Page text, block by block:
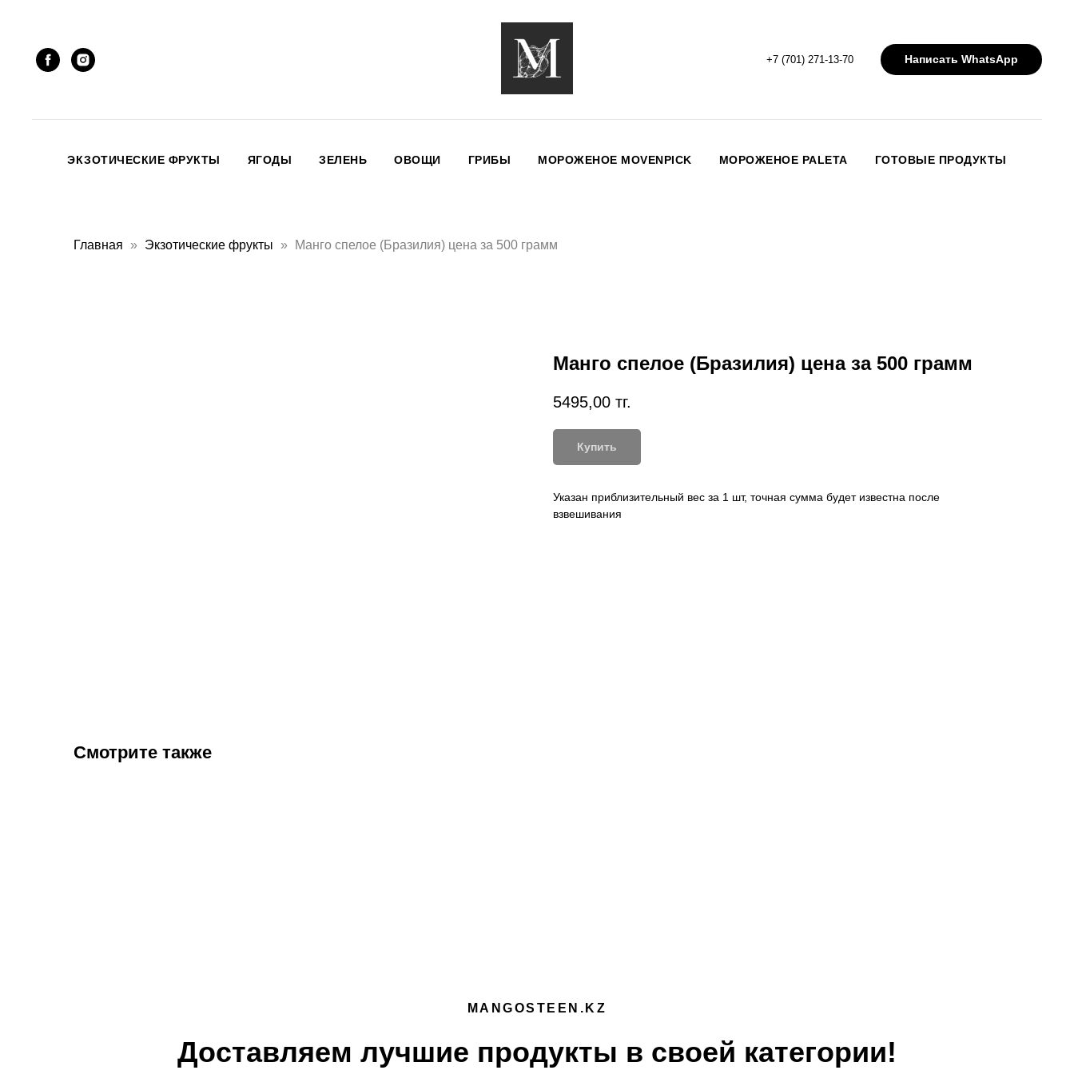
+7 (701) 271-13-70 Написать WhatsApp
ЭКЗОТИЧЕСКИЕ ФРУКТЫ ЯГОДЫ ЗЕЛЕНЬ ОВОЩИ ГРИБЫ МОРОЖЕНОЕ MOVENPICK МОРОЖЕНОЕ PALETA ГОТОВЫЕ ПРОДУКТЫ
Главная Экзотические фрукты Манго спелое (Бразилия) цена за 500 грамм
Манго спелое (Бразилия) цена за 500 грамм
5495,00 тг.
Купить
Указан приблизительный вес за 1 шт, точная сумма будет известна после
взвешивания
Смотрите также
MANGOSTEEN.KZ
Доставляем лучшие продукты в своей категории!